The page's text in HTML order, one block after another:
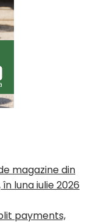
magazine din
luna iulie 2026
payments,